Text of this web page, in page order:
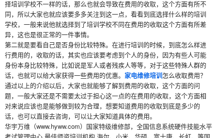
择培训学校不一样的话，那么也就会导致在费用的收取，这个方面有所不
同，所以大家也就应该要多多关注到这一点，看看到底选择什么样的培训
学校，一般来说他就选择到了培训学校不同在费用的收取这个方面有所差
异，这也是很正常的一件事情。
第二就是要看自己是否身份比较特殊。在进行培训的时候，到底怎么样进
行费用的，收取的话，其实也应该要考虑到个人的身份，因为有些人可能
身份本身比较特殊，比如说是军人或者残疾人等等，对于这些特殊人群的
话，也就可以给大家获得一些费用的优惠。 家电维修培训怎么收取费用？
通过以上的介绍以后，大家也就能够了解到费用的收取，这个方面的问
题，一般大家还是不需要太过于担心这一点的在费用的收取，这个方面相
对来说应该也是能够做到较为合理，想要知道费用的收取到底是多少的
话，也可以直接去咨询，可以让大家知道具体的费用。
华宇万维（www.hyww.com）国家特级维修部，全国信息系统硬件技能水平